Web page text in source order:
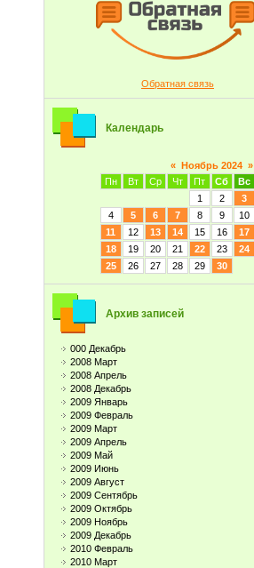
Обратная связь
Календарь
« Ноябрь 2024 »
Пн
Вт Ср Чт Пт Сб
Вс
1
2
3
4
5 6 7 8 9
10
11
12 13 14 15 16
17
18
19 20 21 22 23
24
25
26 27 28 29 30
Архив записей
000 Декабрь
2008 Март
2008 Апрель
2008 Декабрь
2009 Январь
2009 Февраль
2009 Март
2009 Апрель
2009 Май
2009 Июнь
2009 Август
2009 Сентябрь
2009 Октябрь
2009 Ноябрь
2009 Декабрь
2010 Февраль
2010 Март